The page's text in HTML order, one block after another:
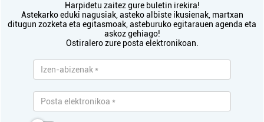
Harpidetu zaitez gure buletin irekira!
Astekarko eduki nagusiak, asteko albiste ikusienak, martxan
ditugun zozketa eta egitasmoak, asteburuko egitarauen agenda eta
askoz gehiago!
Ostiralero zure posta elektronikoan.